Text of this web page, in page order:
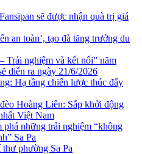
sẽ được nhận quà trị giá
an toàn’, tạo đà tăng trưởng du
Trải nghiệm và kết nối” năm
diễn ra ngày 21/6/2026
Hạ tầng chiến lược thúc đẩy
Hoàng Liên: Sắp khởi động
Việt Nam
phá những trải nghiệm “không
Sa Pa
phường Sa Pa